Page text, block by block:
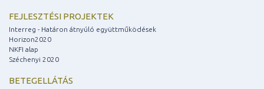
FEJLESZTÉSI PROJEKTEK
Interreg - Határon átnyúló együttműködések
Horizon2020
NKFI alap
Széchenyi 2020
BETEGELLÁTÁS